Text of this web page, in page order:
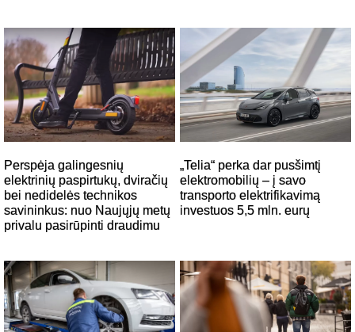
Perspėja galingesnių
elektrinių paspirtukų, dviračių
bei nedidelės technikos
savininkus: nuo Naujųjų metų
privalu pasirūpinti draudimu
„Telia“ perka dar pusšimtį
elektromobilių – į savo
transporto elektrifikavimą
investuos 5,5 mln. eurų